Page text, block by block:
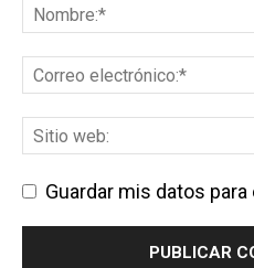
Guardar mis datos